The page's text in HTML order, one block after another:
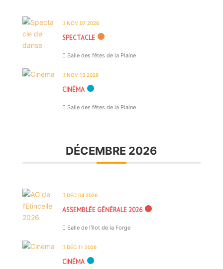
NOV 07 2026
SPECTACLE
Salle des fêtes de la Plaine
NOV 13 2026
CINÉMA
Salle des fêtes de la Plaine
DÉCEMBRE 2026
DÉC 04 2026
ASSEMBLÉE GÉNÉRALE 2026
Salle de l'îlot de la Forge
DÉC 11 2026
CINÉMA